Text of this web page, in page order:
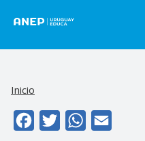
Inicio
FacebookTwitterWhatsApp